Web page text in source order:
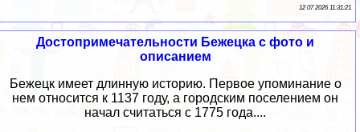
12 07 2026 11:31:21
Достопримечательности Бежецка с фото и
описанием
Бежецк имеет длинную историю. Первое упоминание о
нем относится к 1137 году, а городским поселением он
начал считаться с 1775 года....